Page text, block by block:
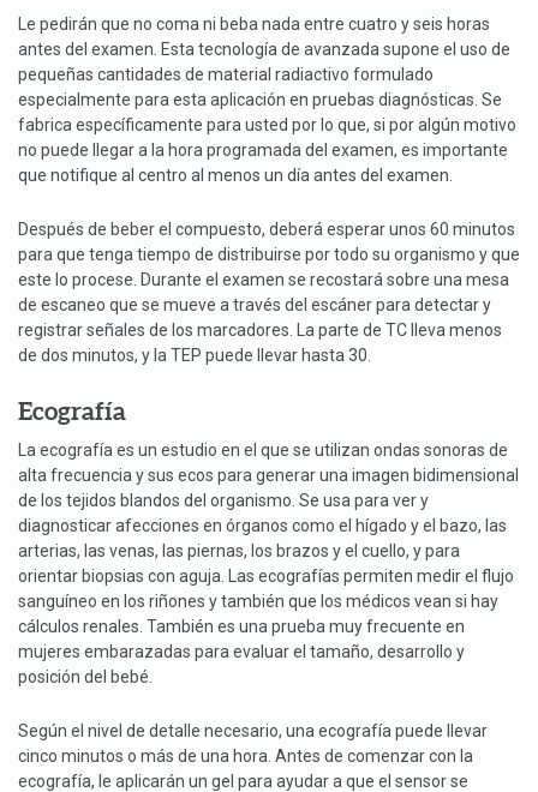
Le pedirán que no coma ni beba nada entre cuatro y seis horas
antes del examen. Esta tecnología de avanzada supone el uso de
pequeñas cantidades de material radiactivo formulado
especialmente para esta aplicación en pruebas diagnósticas. Se
fabrica específicamente para usted por lo que, si por algún motivo
no puede llegar a la hora programada del examen, es importante
que notifique al centro al menos un día antes del examen.
Después de beber el compuesto, deberá esperar unos 60 minutos
para que tenga tiempo de distribuirse por todo su organismo y que
este lo procese. Durante el examen se recostará sobre una mesa
de escaneo que se mueve a través del escáner para detectar y
registrar señales de los marcadores. La parte de TC lleva menos
de dos minutos, y la TEP puede llevar hasta 30.
Ecografía
La ecografía es un estudio en el que se utilizan ondas sonoras de
alta frecuencia y sus ecos para generar una imagen bidimensional
de los tejidos blandos del organismo. Se usa para ver y
diagnosticar afecciones en órganos como el hígado y el bazo, las
arterias, las venas, las piernas, los brazos y el cuello, y para
orientar biopsias con aguja. Las ecografías permiten medir el flujo
sanguíneo en los riñones y también que los médicos vean si hay
cálculos renales. También es una prueba muy frecuente en
mujeres embarazadas para evaluar el tamaño, desarrollo y
posición del bebé.
Según el nivel de detalle necesario, una ecografía puede llevar
cinco minutos o más de una hora. Antes de comenzar con la
ecografía, le aplicarán un gel para ayudar a que el sensor se